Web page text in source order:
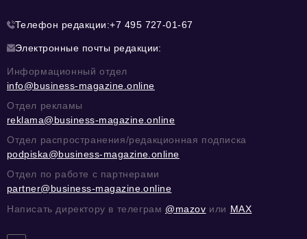
Телефон редакции:+7 495 727-01-67
Электронные почты редакции:
Информационный отдел
info@business-magazine.online
Отдел рекламы
reklama@business-magazine.online
Отдел распространения/редакционная подписка
podpiska@business-magazine.online
Отдел по работе с партнерами
partner@business-magazine.online
Написать директору в телеграм @mazov или MAX